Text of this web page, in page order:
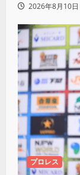
2026年8月10日
プロレス